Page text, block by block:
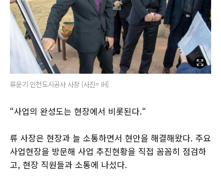
류운기 인천도시공사 사장 [사진= iH]
“사업의 완성도는 현장에서 비롯된다.“
류 사장은 현장과 늘 소통하면서 현안을 해결해왔다. 주요
사업현장을 방문해 사업 추진현황을 직접 꼼꼼히 점검하
고, 현장 직원들과 소통에 나섰다.